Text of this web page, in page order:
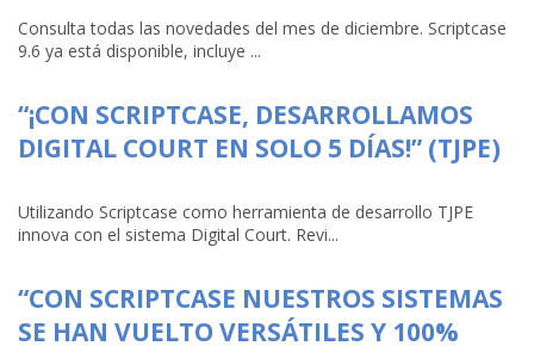
Consulta todas las novedades del mes de diciembre. Scriptcase
9.6 ya está disponible, incluye ...
“¡CON SCRIPTCASE, DESARROLLAMOS
DIGITAL COURT EN SOLO 5 DÍAS!” (TJPE)
Utilizando Scriptcase como herramienta de desarrollo TJPE
innova con el sistema Digital Court. Revi...
“CON SCRIPTCASE NUESTROS SISTEMAS
SE HAN VUELTO VERSÁTILES Y 100%